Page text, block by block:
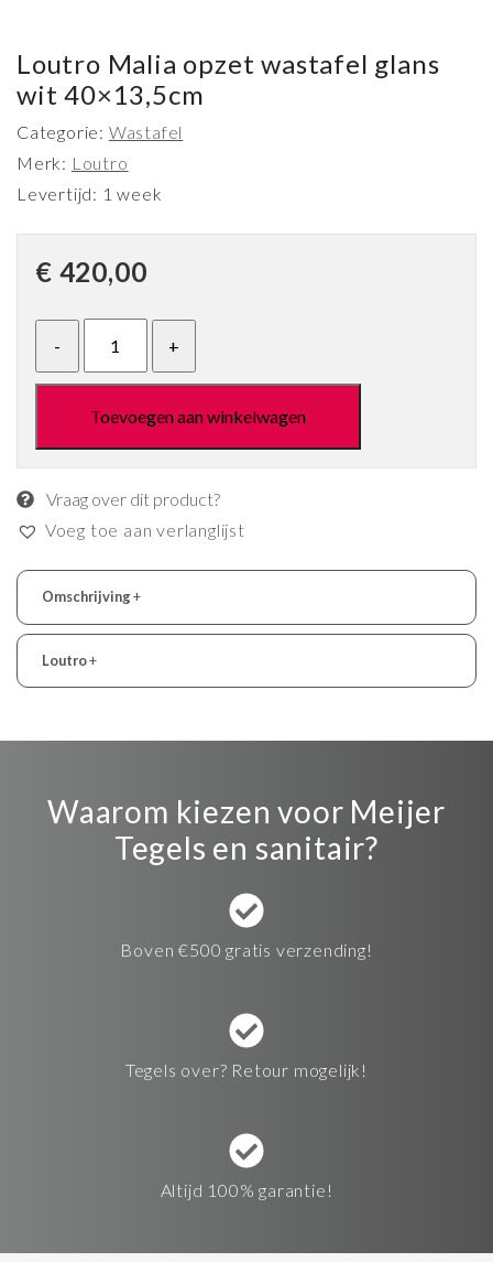
Loutro Malia opzet wastafel glans
wit 40×13,5cm
Categorie: Wastafel
Merk: Loutro
Levertijd: 1 week
€ 420,00
Toevoegen aan winkelwagen
Vraag over dit product?
Voeg toe aan verlanglijst
Omschrijving+
Loutro+
Waarom kiezen voor Meijer
Tegels en sanitair?
Boven €500 gratis verzending!
Tegels over? Retour mogelijk!
Altijd 100% garantie!